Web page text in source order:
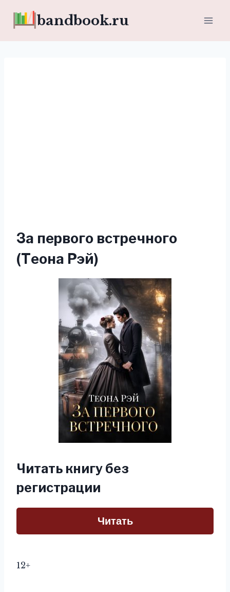
bandbook.ru
За первого встречного
(Теона Рэй)
Читать книгу без
регистрации
Читать
12+